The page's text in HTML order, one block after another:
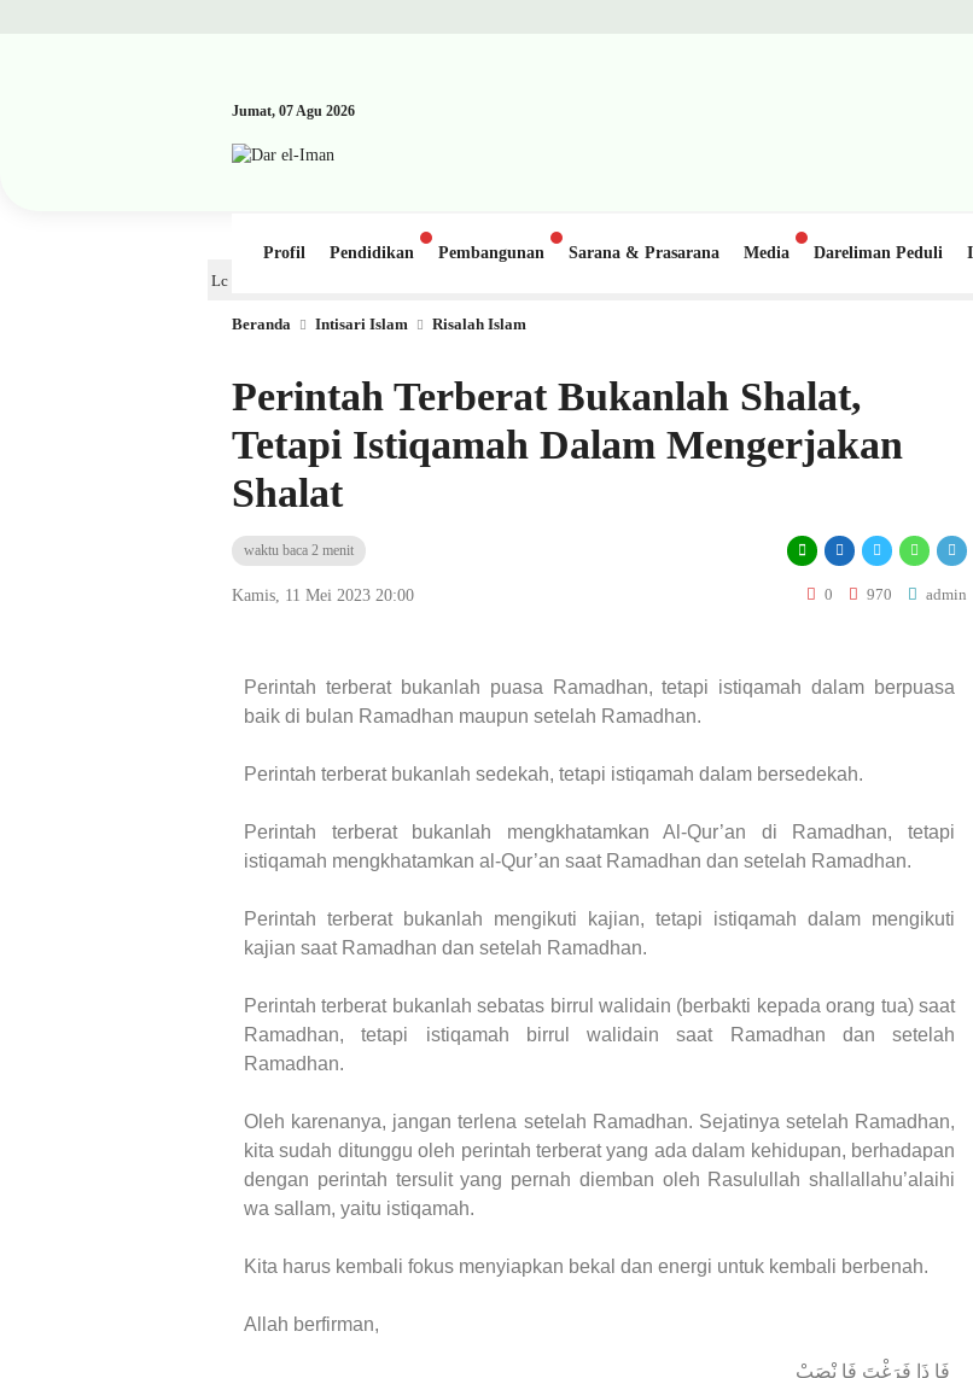
Jumat, 07 Agu 2026
Profil Pendidikan Pembangunan Sarana & Prasarana Media Dareliman Peduli
Kajian Kitab: Ustadz Al Munawwir, Lc حفظه الله – Jumat, 31 Juli 2026 (Ba’da Maghrib) Masjid Al-Hakim Nanggalo Lapai
Update Donasi:
Beranda Intisari Islam Risalah Islam
Perintah Terberat Bukanlah Shalat,
Tetapi Istiqamah Dalam Mengerjakan
Shalat
waktu baca 2 menit
Kamis, 11 Mei 2023 20:00 0 970 admin
Perintah terberat bukanlah puasa Ramadhan, tetapi istiqamah dalam berpuasa
baik di bulan Ramadhan maupun setelah Ramadhan.
Perintah terberat bukanlah sedekah, tetapi istiqamah dalam bersedekah.
Perintah terberat bukanlah mengkhatamkan Al-Qur’an di Ramadhan, tetapi
istiqamah mengkhatamkan al-Qur’an saat Ramadhan dan setelah Ramadhan.
Perintah terberat bukanlah mengikuti kajian, tetapi istiqamah dalam mengikuti
kajian saat Ramadhan dan setelah Ramadhan.
Perintah terberat bukanlah sebatas birrul walidain (berbakti kepada orang tua) saat
Ramadhan, tetapi istiqamah birrul walidain saat Ramadhan dan setelah
Ramadhan.
Oleh karenanya, jangan terlena setelah Ramadhan. Sejatinya setelah Ramadhan,
kita sudah ditunggu oleh perintah terberat yang ada dalam kehidupan, berhadapan
dengan perintah tersulit yang pernah diemban oleh Rasulullah shallallahu’alaihi
wa sallam, yaitu istiqamah.
Kita harus kembali fokus menyiapkan bekal dan energi untuk kembali berbenah.
Allah berfirman,